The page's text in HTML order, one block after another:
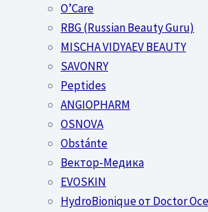
O’Care
RBG (Russian Beauty Guru)
MISCHA VIDYAEV BEAUTY
SAVONRY
Peptides
ANGIOPHARM
OSNOVA
Obstánte
Вектор-Медика
EVOSKIN
HydroBionique от Doctor